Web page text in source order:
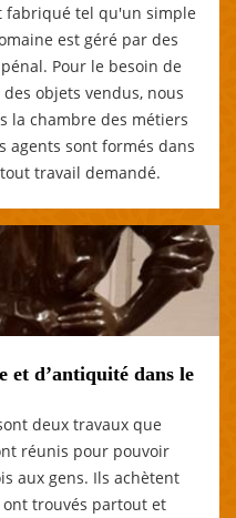
fabriqué tel qu'un simple
est géré par des
Pour le besoin de
objets vendus, nous
la chambre des métiers
agents sont formés dans
travail demandé.
et d’antiquité dans le
deux travaux que
réunis pour pouvoir
aux gens. Ils achètent
trouvés partout et